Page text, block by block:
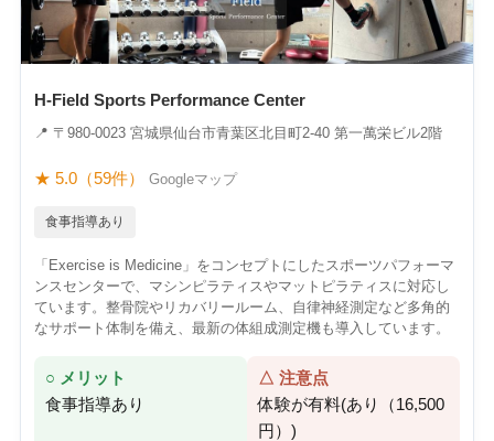
H-Field Sports Performance Center
📍 〒980-0023 宮城県仙台市青葉区北目町2-40 第一萬栄ビル2階
★ 5.0（59件） Googleマップ
食事指導あり
「Exercise is Medicine」をコンセプトにしたスポーツパフォーマ
ンスセンターで、マシンピラティスやマットピラティスに対応し
ています。整骨院やリカバリールーム、自律神経測定など多角的
なサポート体制を備え、最新の体組成測定機も導入しています。
○ メリット
食事指導あり
△ 注意点
体験が有料(あり（16,500
円）)